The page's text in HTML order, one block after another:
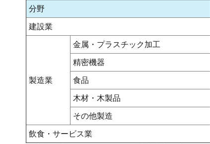
分野
建設業
製造業
金属・プラスチック加工
精密機器
食品
木材・木製品
その他製造
飲食・サービス業